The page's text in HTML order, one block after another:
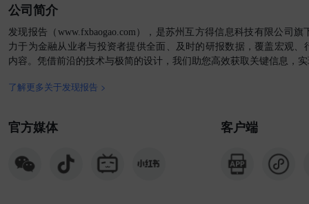
公司简介
发现报告（www.fxbaogao.com），是苏州互方得信息科技有限公司
力于为金融从业者与投资者提供全面、及时的研报数据，覆盖宏观、
内容。凭借前沿的技术与极简的设计，我们助您高效获取关键信息，
了解更多关于发现报告 >
官方媒体 客户端